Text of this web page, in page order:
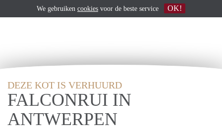
DEZE KOT IS VERHUURD
FALCONRUI IN
ANTWERPEN
We gebruiken cookies voor de beste service OK!